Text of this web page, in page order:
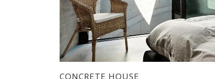
CONCRETE HOUSE